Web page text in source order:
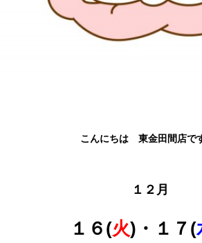
こんにちは 東金田間店で
１２月
１６(火)・１７(